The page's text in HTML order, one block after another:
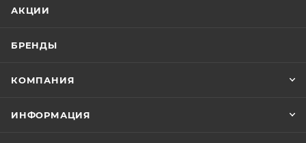
АКЦИИ
БРЕНДЫ
КОМПАНИЯ
ИНФОРМАЦИЯ